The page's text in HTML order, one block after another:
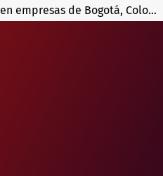
Calidad de vida laboral en empresas de Bogotá, Colombia revisión literaria